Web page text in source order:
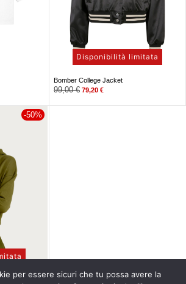
Disponibilità limitata
Bomber College Jacket
99,00€ 79,20 €
-50%
per essere sicuri che tu possa avere la